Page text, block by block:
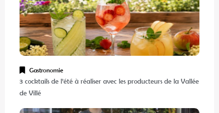
Gastronomie
3 cocktails de l’été à réaliser avec les producteurs de la Vallée
de Villé